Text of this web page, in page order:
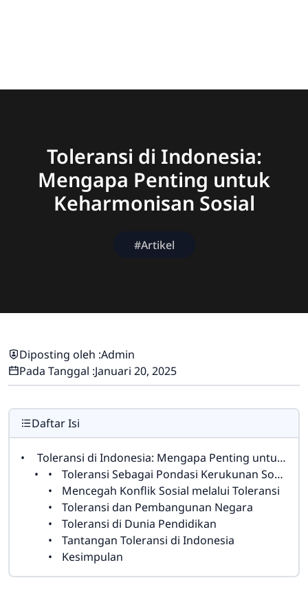
Toleransi di Indonesia:
Mengapa Penting untuk
Keharmonisan Sosial
#Artikel
Diposting oleh :Admin
Pada Tanggal :Januari 20, 2025
Daftar Isi
Toleransi di Indonesia: Mengapa Penting untuk Keharmonisan Sosial
Toleransi Sebagai Pondasi Kerukunan Sosial
Mencegah Konflik Sosial melalui Toleransi
Toleransi dan Pembangunan Negara
Toleransi di Dunia Pendidikan
Tantangan Toleransi di Indonesia
Kesimpulan